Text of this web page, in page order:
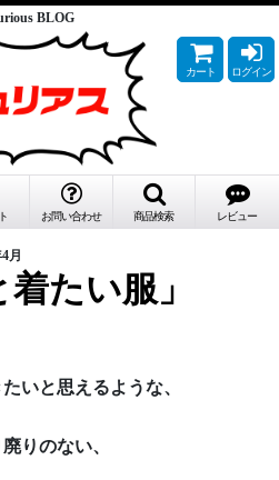
BLOG
着たい服」
いと思えるような、
りのない、
カート ログイン
お問い合わせ 商品検索 レビュー
月